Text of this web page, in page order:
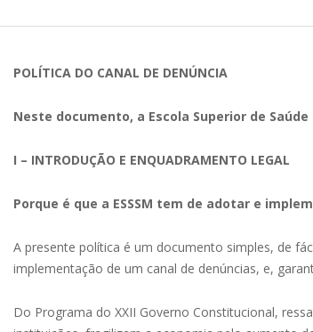
POLÍTICA DO CANAL DE DENÚNCIA
Neste documento, a Escola Superior de
I – INTRODUÇÃO E ENQUADRAMENTO LEGAL
Porque é que a ESSSM tem de adotar e
A presente política é um documento simples, de
implementação de um canal de denúncias, e,
Do Programa do XXII Governo Constitucional,